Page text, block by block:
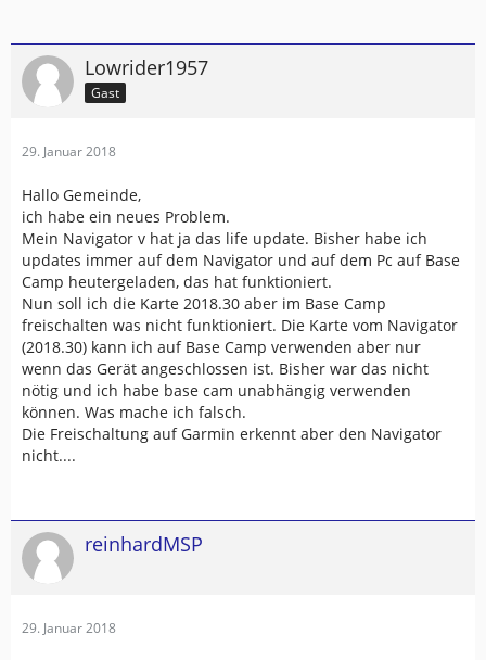
Lowrider1957
Gast
29. Januar 2018
Hallo Gemeinde,
ich habe ein neues Problem.
Mein Navigator v hat ja das life update. Bisher habe ich
updates immer auf dem Navigator und auf dem Pc auf Base
Camp heutergeladen, das hat funktioniert.
Nun soll ich die Karte 2018.30 aber im Base Camp
freischalten was nicht funktioniert. Die Karte vom Navigator
(2018.30) kann ich auf Base Camp verwenden aber nur
wenn das Gerät angeschlossen ist. Bisher war das nicht
nötig und ich habe base cam unabhängig verwenden
können. Was mache ich falsch.
Die Freischaltung auf Garmin erkennt aber den Navigator
nicht....
reinhardMSP
29. Januar 2018